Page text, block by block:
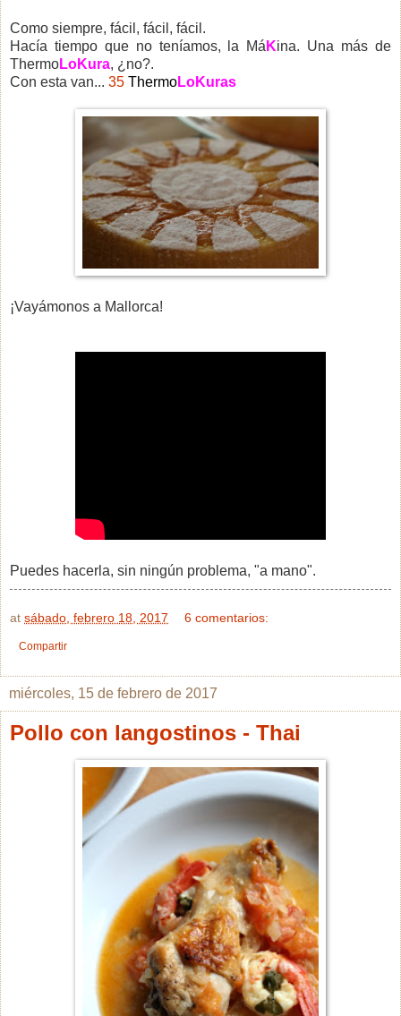
Como siempre, fácil, fácil, fácil.
Hacía tiempo que no teníamos, la Má Kina. Una más de
ThermoLoKura, ¿no?.
Con esta van... 35 ThermoLoKuras
¡Vayámonos a Mallorca!
Puedes hacerla, sin ningún problema, "a mano".
at sábado, febrero 18, 2017 6 comentarios:
Compartir
miércoles, 15 de febrero de 2017
Pollo con langostinos - Thai